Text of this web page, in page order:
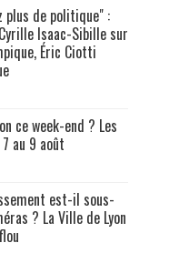
plus de politique" :
Isaac-Sibille sur
Éric Ciotti
ce week-end ? Les
au 9 août
est-il sous-
? La Ville de Lyon